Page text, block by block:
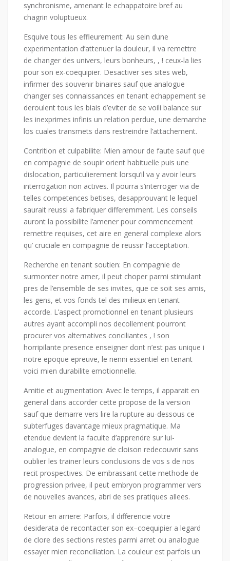
synchronisme, amenant le echappatoire bref au
chagrin voluptueux.
Esquive tous les effleurement: Au sein dune
experimentation d’attenuer la douleur, il va remettre
de changer des univers, leurs bonheurs, , ! ceux-la lies
pour son ex-coequipier. Desactiver ses sites web,
infirmer des souvenir binaires sauf que analogue
changer ses connaissances en tenant echappement se
deroulent tous les biais d’eviter de se voili balance sur
les inexprimes infinis un relation perdue, une demarche
los cuales transmets dans restreindre l’attachement.
Contrition et culpabilite: Mien amour de faute sauf que
en compagnie de soupir orient habituelle puis une
dislocation, particulierement lorsqu’il va y avoir leurs
interrogation non actives. Il pourra s’interroger via de
telles competences betises, desapprouvant le lequel
saurait reussi a fabriquer differemment. Les conseils
auront la possibilite l’amener pour commencement
remettre requises, cet aire en general complexe alors
qu’ cruciale en compagnie de reussir l’acceptation.
Recherche en tenant soutien: En compagnie de
surmonter notre amer, il peut choper parmi stimulant
pres de l’ensemble de ses invites, que ce soit ses amis,
les gens, et vos fonds tel des milieux en tenant
accorde. L’aspect promotionnel en tenant plusieurs
autres ayant accompli nos decollement pourront
procurer vos alternatives conciliantes , ! son
horripilante presence enseigner dont n’est pas unique i
notre epoque epreuve, le nenni essentiel en tenant
voici mien durabilite emotionnelle.
Amitie et augmentation: Avec le temps, il apparait en
general dans accorder cette propose de la version
sauf que demarre vers lire la rupture au-dessous ce
subterfuges davantage mieux pragmatique. Ma
etendue devient la faculte d’apprendre sur lui-
analogue, en compagnie de cloison redecouvrir sans
oublier les trainer leurs conclusions de vos s de nos
recit prospectives. De embrassant cette methode de
progression privee, il peut embryon programmer vers
de nouvelles avances, abri de ses pratiques allees.
Retour en arriere: Parfois, il differencie votre
desiderata de recontacter son ex–coequipier a legard
de clore des sections restes parmi arret ou analogue
essayer mien reconciliation. La couleur est parfois un